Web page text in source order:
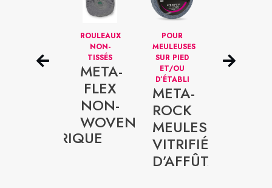
POLISSAGE
TUBULAIRES
CYLINDRIQUE
ROULEAUX
NON-
TISSÉS
META-
FLEX
NON-
WOVEN
POUR
MEULEUSES
SUR PIED
ET/OU
D’ÉTABLI
META-
ROCK
MEULES
VITRIFIÉES
D’AFFÛTAGE
POLISSAGE
CONIQUES